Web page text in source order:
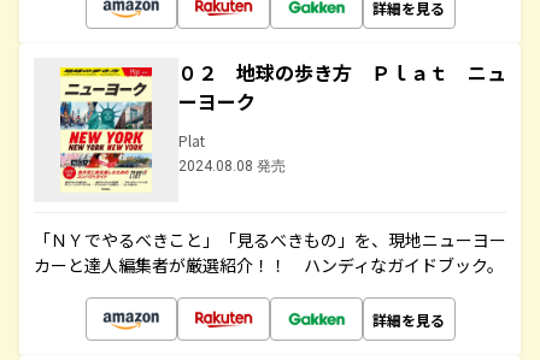
詳細を見る
０２ 地球の歩き方 Ｐｌａｔ ニュ
ーヨーク
Plat
2024.08.08 発売
「ＮＹでやるべきこと」「見るべきもの」を、現地ニューヨー
カーと達人編集者が厳選紹介！！ ハンディなガイドブック。
詳細を見る